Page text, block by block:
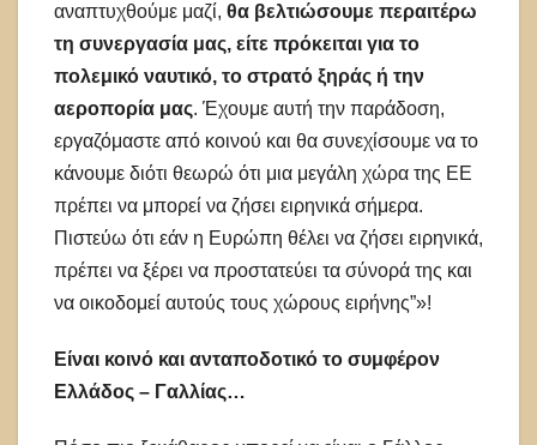
αναπτυχθούμε μαζί, θα βελτιώσουμε περαιτέρω
τη συνεργασία μας, είτε πρόκειται για το
πολεμικό ναυτικό, το στρατό ξηράς ή την
αεροπορία μας. Έχουμε αυτή την παράδοση,
εργαζόμαστε από κοινού και θα συνεχίσουμε να το
κάνουμε διότι θεωρώ ότι μια μεγάλη χώρα της ΕΕ
πρέπει να μπορεί να ζήσει ειρηνικά σήμερα.
Πιστεύω ότι εάν η Ευρώπη θέλει να ζήσει ειρηνικά,
πρέπει να ξέρει να προστατεύει τα σύνορά της και
να οικοδομεί αυτούς τους χώρους ειρήνης”»!
Είναι κοινό και ανταποδοτικό το συμφέρον
Ελλάδος – Γαλλίας…